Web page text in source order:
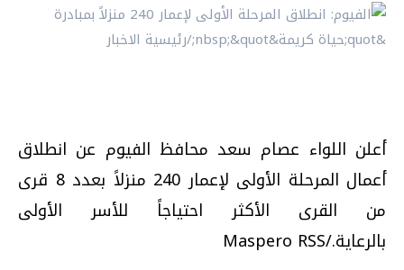
أعلن اللواء عصام سعد محافظ الفيوم عن انطلاق
أعمال المرحلة الأولى لإعمار 240 منزلاً بعدد 8 قرى
من القرى الأكثر احتياجاً للأسر الأولى
بالرعاية./Maspero RSS